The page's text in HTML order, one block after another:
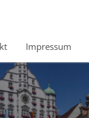
Impressum